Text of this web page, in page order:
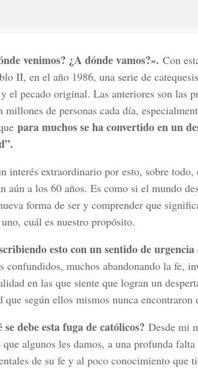
venimos? ¿A dónde vamos?». Con
II, en el año 1986, una serie de
el pecado original. Las anteriores son las
millones de personas cada día,
para muchos se ha convertido en un
interés extraordinario por esto, sobre todo,
aún a los 60 años. Es como si el mundo
forma de ser y comprender que
cuál es nuestro propósito.
esto con un sentido de
confundidos, muchos abandonando la fe,
en las que siente que logran un
que según ellos mismos nunca encontraron
se debe esta fuga de católicos? Desde mi
algunos les damos, a una profunda
de su fe y al poco conocimiento